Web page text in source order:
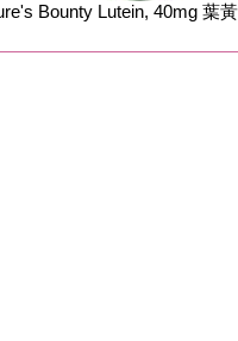
Bounty Lutein, 40mg 葉